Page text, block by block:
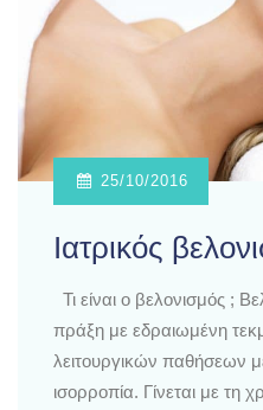
25/10/2016
Ιατρικός
Τι είναι ο βελονισμός ;
πράξη με εδραιωμένη
λειτουργικών παθήσεων
ισορροπία. Γίνεται με τη